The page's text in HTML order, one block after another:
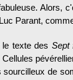
Alors,
Parant,
texte des Sept
de